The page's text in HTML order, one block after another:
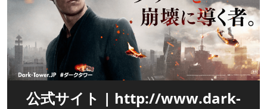
公式サイト | http://www.dark-